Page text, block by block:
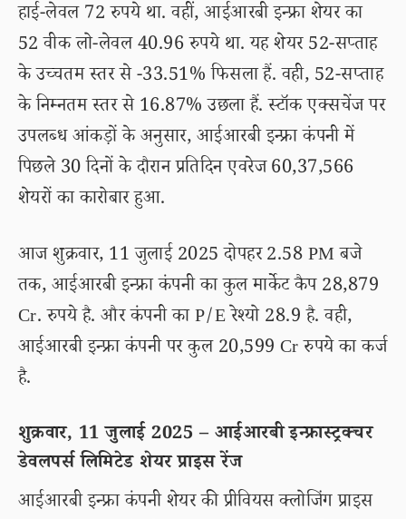
हाई-लेवल 72 रुपये था. वहीं, आईआरबी इन्फ्रा शेयर का
52 वीक लो-लेवल 40.96 रुपये था. यह शेयर 52-सप्ताह
के उच्चतम स्तर से -33.51% फिसला हैं. वही, 52-सप्ताह
के निम्नतम स्तर से 16.87% उछला हैं. स्टॉक एक्सचेंज पर
उपलब्ध आंकड़ों के अनुसार, आईआरबी इन्फ्रा कंपनी में
पिछले 30 दिनों के दौरान प्रतिदिन एवरेज 60,37,566
शेयरों का कारोबार हुआ.
आज शुक्रवार, 11 जुलाई 2025 दोपहर 2.58 PM बजे
तक, आईआरबी इन्फ्रा कंपनी का कुल मार्केट कैप 28,879
Cr. रुपये है. और कंपनी का P/E रेश्यो 28.9 है. वही,
आईआरबी इन्फ्रा कंपनी पर कुल 20,599 Cr रुपये का कर्ज
है.
शुक्रवार, 11 जुलाई 2025 – आईआरबी इन्फ्रास्ट्रक्चर
डेवलपर्स लिमिटेड शेयर प्राइस रेंज
आईआरबी इन्फ्रा कंपनी शेयर की प्रीवियस क्लोजिंग प्राइस